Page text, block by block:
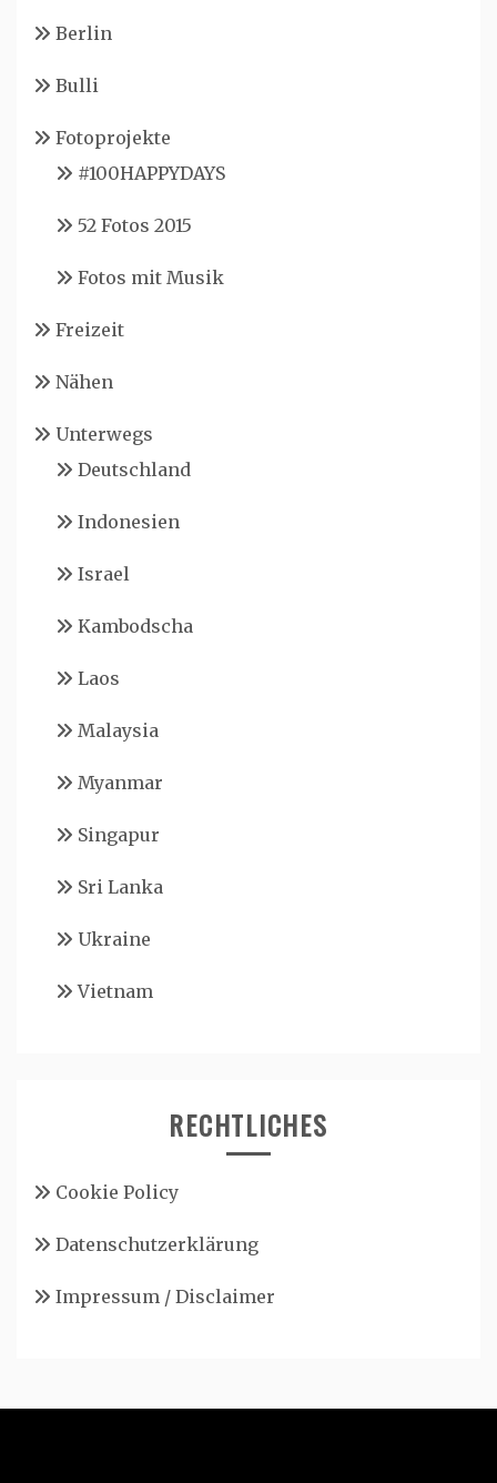
Berlin
Bulli
Fotoprojekte
#100HAPPYDAYS
52 Fotos 2015
Fotos mit Musik
Freizeit
Nähen
Unterwegs
Deutschland
Indonesien
Israel
Kambodscha
Laos
Malaysia
Myanmar
Singapur
Sri Lanka
Ukraine
Vietnam
RECHTLICHES
Cookie Policy
Datenschutzerklärung
Impressum / Disclaimer